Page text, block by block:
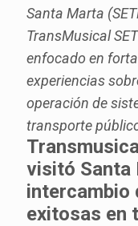
Santa Marta
TransMusical
enfocado en
experiencias
operación de
transporte
visitó Santa
intercambio
exitosas en